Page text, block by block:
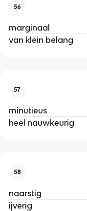
56
marginaal
van klein belang
57
minutieus
heel nauwkeurig
58
naarstig
ijverig